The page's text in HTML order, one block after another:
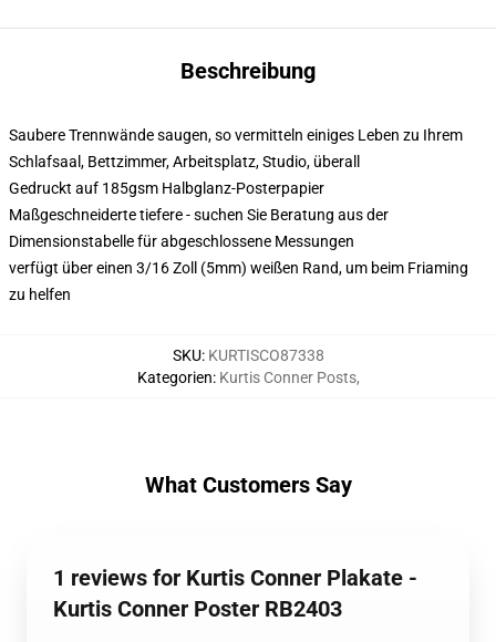
Beschreibung
Saubere Trennwände saugen, so vermitteln einiges Leben zu Ihrem
Schlafsaal, Bettzimmer, Arbeitsplatz, Studio, überall
Gedruckt auf 185gsm Halbglanz-Posterpapier
Maßgeschneiderte tiefere - suchen Sie Beratung aus der
Dimensionstabelle für abgeschlossene Messungen
verfügt über einen 3/16 Zoll (5mm) weißen Rand, um beim Friaming
zu helfen
SKU: KURTISCO87338
Kategorien: Kurtis Conner Posts,
What Customers Say
1 reviews for Kurtis Conner Plakate -
Kurtis Conner Poster RB2403